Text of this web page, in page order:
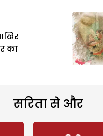
का
सरिता से और